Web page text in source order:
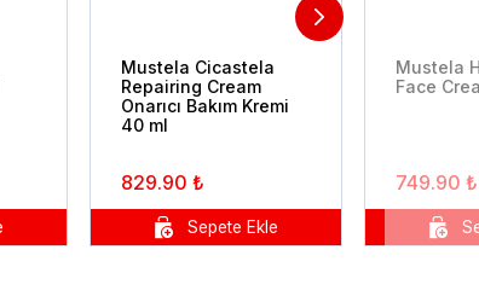
Mustela Cicastela
Repairing Cream
Onarıcı Bakım Kremi
40 ml
829.90 ₺
Mustela
Face
749.90 ₺